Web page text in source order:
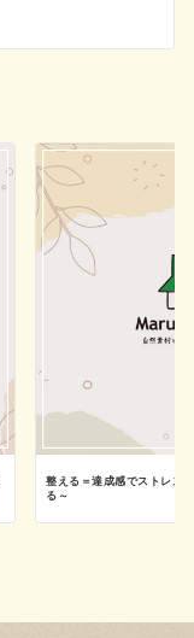
整える＝達成感でストレス
る～